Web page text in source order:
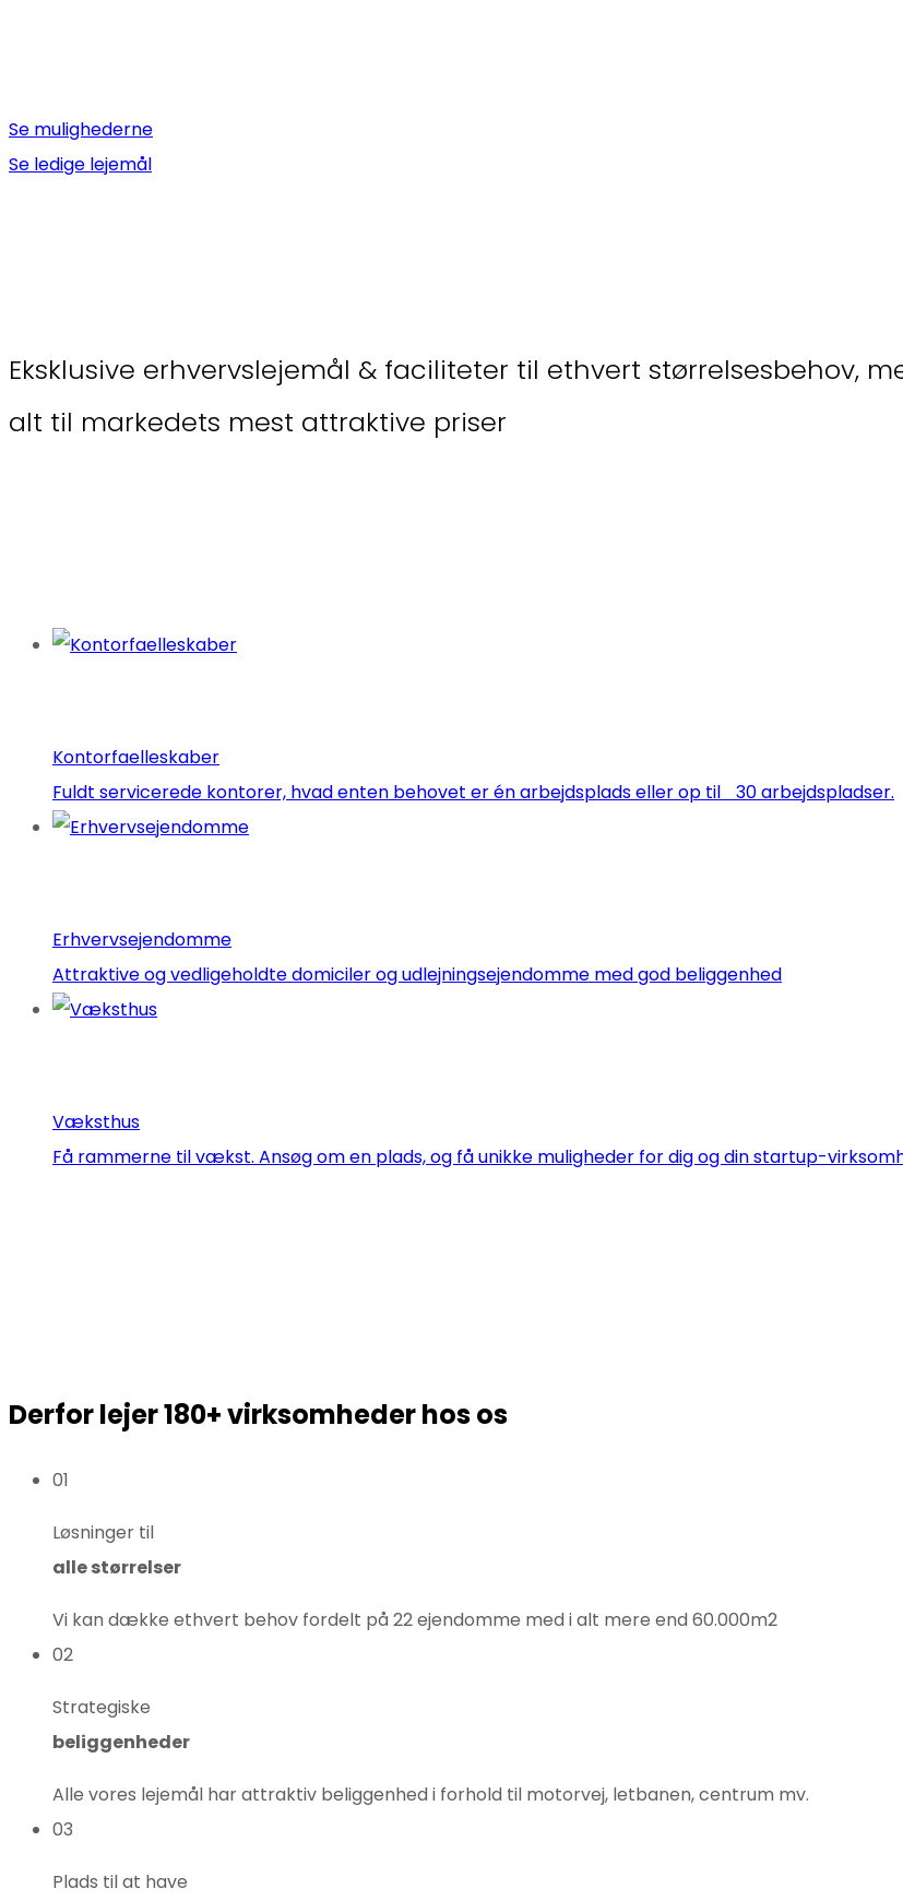
Se mulighederne
Se ledige lejemål
Eksklusive erhvervslejemål & faciliteter til ethvert størrelsesbehov,
alt til markedets mest attraktive priser
Kontorfaelleskaber
Fuldt servicerede kontorer, hvad enten behovet er én arbejdsplads eller op til 30 arbejdspladser.
Erhvervsejendomme
Attraktive og vedligeholdte domiciler og udlejningsejendomme med god beliggenhed
Væksthus
Få rammerne til vækst. Ansøg om en plads, og få unikke muligheder for dig og din startup-
Derfor lejer 180+ virksomheder hos os
01
Løsninger til
alle størrelser
Vi kan dække ethvert behov fordelt på 22 ejendomme med i alt mere end 60.000m2
02
Strategiske
beliggenheder
Alle vores lejemål har attraktiv beliggenhed i forhold til motorvej, letbanen, centrum mv.
03
Plads til at have